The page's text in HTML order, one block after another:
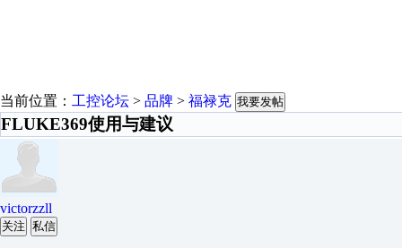
当前位置： 工控论坛 > 品牌 > 福禄克 我要发帖
FLUKE369使用与建议
victorzzll
关注 私信